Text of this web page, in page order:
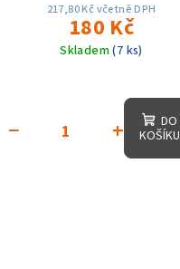
217,80 Kč včetně DPH
180 Kč
Skladem(7 ks)
+
−
DO
KOŠÍKU